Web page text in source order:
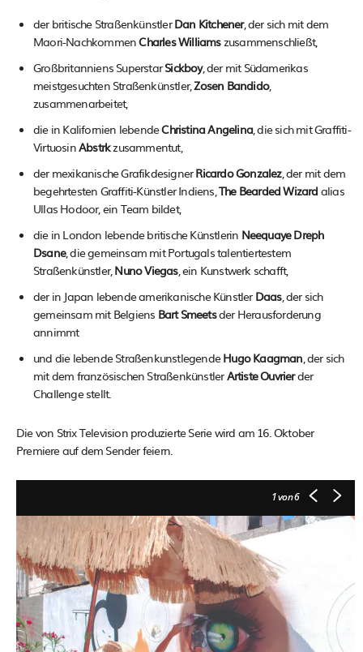
der britische StraßenkünstlerDan Kitchener, der sich mit dem
Maori-NachkommenCharles Williamszusammenschließt,
Großbritanniens SuperstarSickboy, der mit Südamerikas
meistgesuchten Straßenkünstler,Zosen Bandido,
zusammenarbeitet,
die in Kalifornien lebendeChristina Angelina, die sich mit Graffiti-
VirtuosinAbstrkzusammentut,
der mexikanische GrafikdesignerRicardo Gonzalez, der mit dem
begehrtesten Graffiti-Künstler Indiens,The Bearded Wizard alias
Ullas Hodoor, ein Team bildet,
die in London lebende britische Künstlerin Neequaye Dreph
Dsane, die gemeinsam mit Portugals talentiertestem
Straßenkünstler,Nuno Viegas, ein Kunstwerk schafft,
der in Japan lebende amerikanische Künstler Daas, der sich
gemeinsam mit Belgiens Bart Smeetsder Herausforderung
annimmt
und die lebende StraßenkunstlegendeHugo Kaagman, der sich
mit dem französischen StraßenkünstlerArtiste Ouvrierder
Challenge stellt.
Die von Strix Television produzierte Serie wird am 16. Oktober
Premiere auf dem Sender feiern.
1von 6